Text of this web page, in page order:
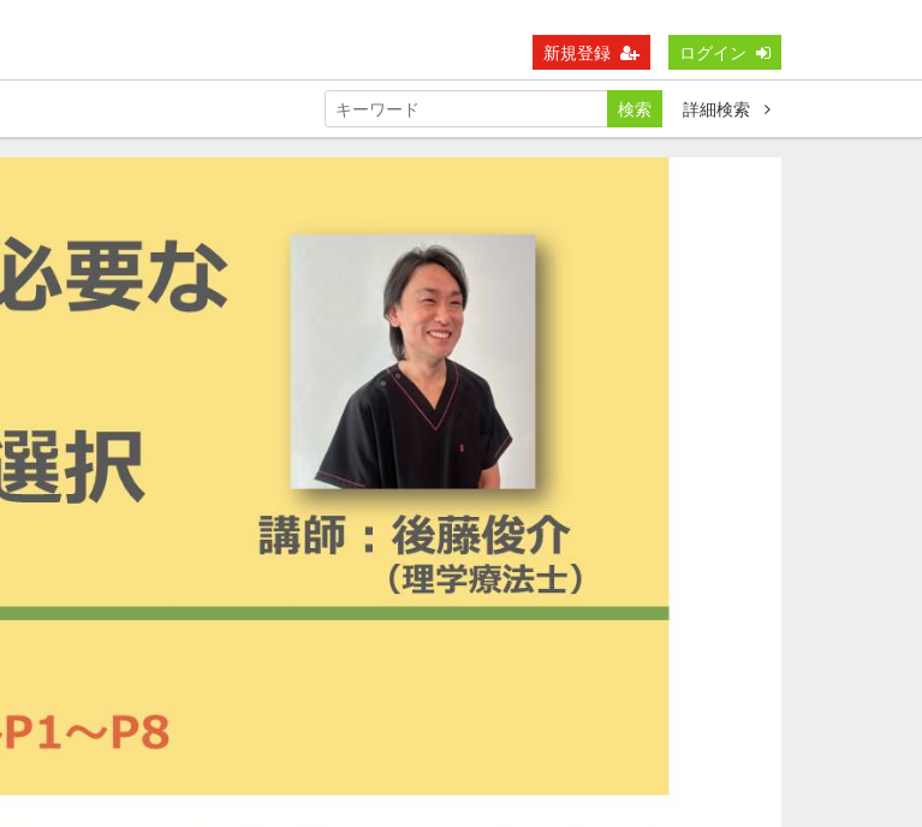
新規登録 ログイン
検索
詳細検索